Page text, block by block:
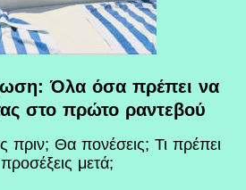
Όλα όσα πρέπει να
στο πρώτο ραντεβού
πριν; Θα πονέσεις; Τι πρέπει
μετά;